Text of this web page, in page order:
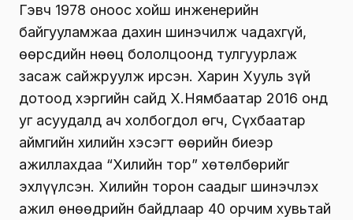
Гэвч 1978 оноос хойш инженерийн
байгууламжаа дахин шинэчилж чадахгүй,
өөрсдийн нөөц бололцоонд тулгуурлаж
засаж сайжруулж ирсэн. Харин Хууль зүй
дотоод хэргийн сайд Х.Нямбаатар 2016 онд
уг асуудалд ач холбогдол өгч, Сүхбаатар
аймгийн хилийн хэсэгт өөрийн биеэр
ажиллахдаа “Хилийн тор” хөтөлбөрийг
эхлүүлсэн. Хилийн торон саадыг шинэчлэх
ажил өнөөдрийн байдлаар 40 орчим хувьтай